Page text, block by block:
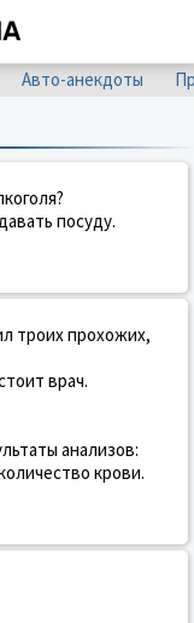
Авто-анекдоты
посуду.
троих прохожих,
врач.
анализов:
крови.